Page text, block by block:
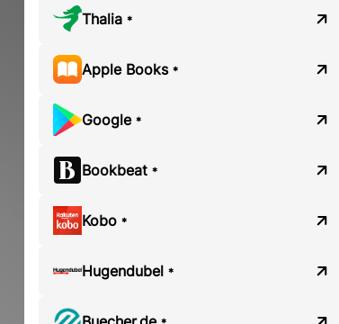
Thalia *
Apple Books *
Google *
Bookbeat *
Kobo *
Hugendubel *